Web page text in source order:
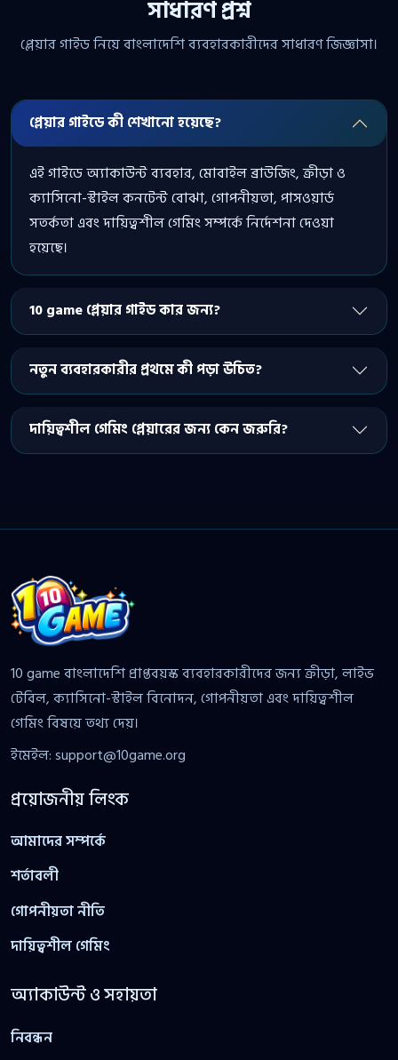
সাধারণ প্রশ্ন
প্লেয়ার গাইড নিয়ে বাংলাদেশি ব্যবহারকারীদের সাধারণ জিজ্ঞাসা।
প্লেয়ার গাইডে কী শেখানো হয়েছে?
এই গাইডে অ্যাকাউন্ট ব্যবহার, মোবাইল ব্রাউজিং, ক্রীড়া ও
ক্যাসিনো-স্টাইল কনটেন্ট বোঝা, গোপনীয়তা, পাসওয়ার্ড
সতর্কতা এবং দায়িত্বশীল গেমিং সম্পর্কে নির্দেশনা দেওয়া
হয়েছে।
10 game প্লেয়ার গাইড কার জন্য?
নতুন ব্যবহারকারীর প্রথমে কী পড়া উচিত?
দায়িত্বশীল গেমিং প্লেয়ারের জন্য কেন জরুরি?
10 game বাংলাদেশি প্রাপ্তবয়স্ক ব্যবহারকারীদের জন্য ক্রীড়া, লাইভ
টেবিল, ক্যাসিনো-স্টাইল বিনোদন, গোপনীয়তা এবং দায়িত্বশীল
গেমিং বিষয়ে তথ্য দেয়।
ইমেইল:support@10game.org
প্রয়োজনীয় লিংক
আমাদের সম্পর্কে
শর্তাবলী
গোপনীয়তা নীতি
দায়িত্বশীল গেমিং
অ্যাকাউন্ট ও সহায়তা
নিবন্ধন